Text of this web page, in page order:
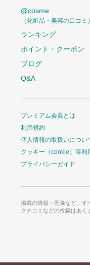
@cosme
（化粧品・美容の口コミ）
ランキング
ポイント・クーポン
ブログ
Q&A
プレミアム会員とは
利用規約
個人情報の取扱いについ
クッキー（cookie）等利
プライバシーガイド
掲載の情報・画像など、す
クチコミなどの投稿はあく